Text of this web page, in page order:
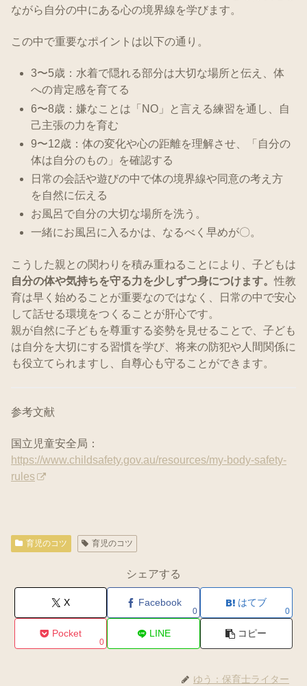
ながら自分の中にある心の境界線を学びます。
この中で重要なポイントは以下の通り。
3〜5歳：水着で隠れる部分は大切な場所と伝え、体
への肯定感を育てる
6〜8歳：嫌なことは「NO」と言える練習を通し、自
己主張の力を育む
9〜12歳：体の変化や心の距離を理解させ、「自分の
体は自分のもの」を確認する
日常の会話や遊びの中で体の境界線や同意の考え方
を自然に伝える
お風呂で自分の大切な場所を洗う。
一緒にお風呂に入るかは、なるべく早めが〇。
こうした親との関わりを積み重ねることにより、子どもは
自分の体や気持ちを守る力を少しずつ身につけます。性教
育は早く始めることが重要なのではなく、日常の中で安心
して話せる環境をつくることが肝心です。
親が自然に子どもを尊重する姿勢を見せることで、子ども
は自分を大切にする習慣を学び、将来の防犯や人間関係に
も役立てられますし、自尊心も守ることができます。
参考文献
国立児童安全局：
https://www.childsafety.gov.au/resources/my-body-safety-
rules
育児のコツ 育児のコツ
シェアする
X Facebook
0
はてブ
0
Pocket
0
LINE コピー
ゆう：保育士ライター